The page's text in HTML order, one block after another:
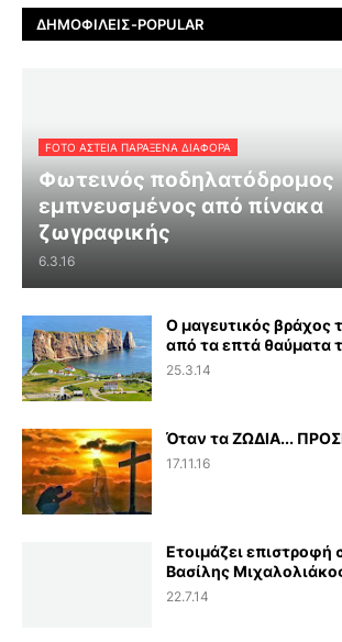
ΔΗΜΟΦΙΛΕΊΣ-POPULAR
FOTO ΑΣΤΕΙΑ ΠΑΡΑΞΕΝΑ ΔΙΑΦΟΡΑ
Φωτεινός ποδηλατόδρομος
εμπνευσμένος από πίνακα
ζωγραφικής
6.3.16
Ο μαγευτικός βράχος
από τα επτά θαύματα
25.3.14
Όταν τα ΖΩΔΙΑ...
17.11.16
Ετοιμάζει επιστροφή
Βασίλης
22.7.14